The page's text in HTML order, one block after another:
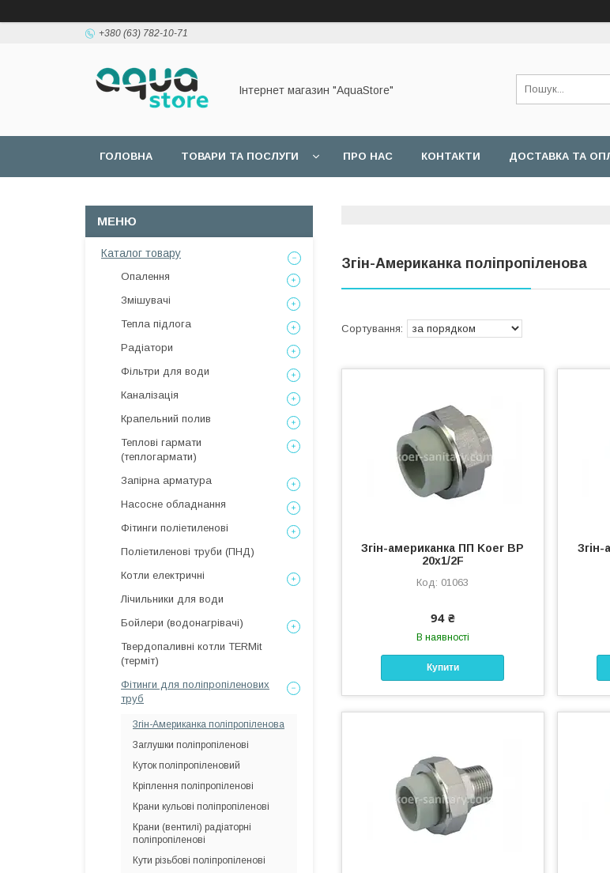
+380 (63) 782-10-71
Інтернет магазин "AquaStore"
ГОЛОВНА ТОВАРИ ТА ПОСЛУГИ ПРО НАС КОНТАКТИ ДОСТАВКА ТА
Згін-Американка поліпропіленова
Згін-американка ПП Koer ВР
20x1/2F
01063
94 ₴
В наявності
Купити
Каталог товару
Опалення
Змішувачі
Тепла підлога
Радіатори
Фільтри для води
Каналізація
Крапельний полив
Теплові гармати
(теплогармати)
Запірна арматура
Насосне обладнання
Фітинги поліетиленові
Поліетиленові труби (ПНД)
Котли електричні
Лічильники для води
Бойлери (водонагрівачі)
Твердопаливні котли TERMit
(терміт)
Фітинги для поліпропіленових
труб
Згін-Американка поліпропіленова
Заглушки поліпропіленові
Куток поліпропіленовий
Кріплення поліпропіленові
Крани кульові поліпропіленові
Крани (вентилі) радіаторні
поліпропіленові
Кути різьбові поліпропіленові